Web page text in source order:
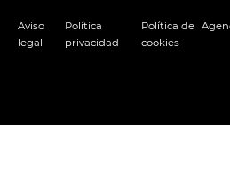
Aviso
legal
Política
privacidad
Política de
cookies